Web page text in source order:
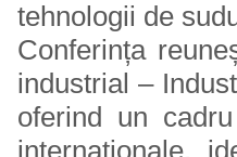
tehnologii de
Conferința
industrial –
oferind un
internaționale,